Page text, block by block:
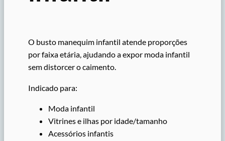
O busto manequim infantil atende proporções
por faixa etária, ajudando a expor moda infantil
sem distorcer o caimento.
Indicado para:
Moda infantil
Vitrines e ilhas por idade/tamanho
Acessórios infantis